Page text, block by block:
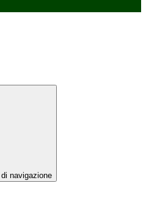
di navigazione